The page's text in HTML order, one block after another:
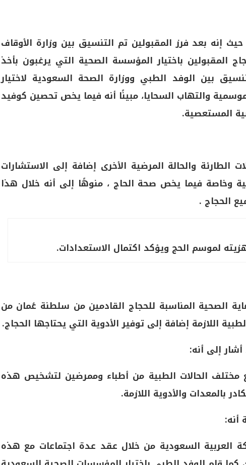
إنه بعد فرز المقبولين تم التنسيق بين وزارة الأوقاف
المقبولين باختيار المؤسسة الصحية التي يرغبون بأخذ
بين الوفد الطبي ووزارة الصحة السعودية لاختيار
والتهاب السحايا، مبينًا أنه فيما يخص تحصين كوفيد
المستعصية.
الطارئة والحالة المرضية الأخرى إضافة إلى الاستشارات
وخاصة فيما يخص صحة الحاج ، منوهًا إلى أنه خلال هذا
الحجاج .
لموسم الحج ويؤكد اكتمال الاستعدادات.
الصحية المناسبة للحجاج القادمين من سلطنة عُمان من
اللازمة إضافة إلى توفير الأدوية التي يحتاجها الحجاج.
إلى أنه:
مختلف الحالات الطبية من أطباء وممرضين لتشخيص هذه
بالمعدات والأدوية اللازمة.
أنه:
العربية السعودية من خلال عقد عدة اجتماعات مع هذه